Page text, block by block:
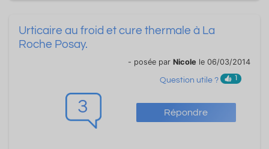
3 Répondre
Urticaire au froid et cure thermale à La
Roche Posay.
- posée par Nicole le 06/03/2014
Question utile ?